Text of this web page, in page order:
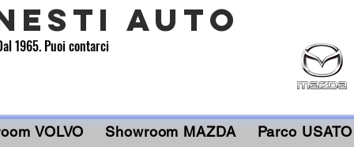
AUTO
1965. Puoi contarci
VOLVO Showroom MAZDA Parco USATO